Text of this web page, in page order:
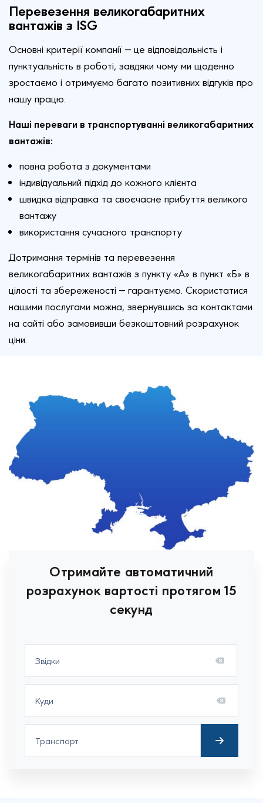
Перевезення великогабаритних
вантажів з ISG
Основні критерії компанії — це відповідальність і
пунктуальність в роботі, завдяки чому ми щоденно
зростаємо і отримуємо багато позитивних відгуків про
нашу працю.
Наші переваги в транспортуванні великогабаритних
вантажів:
повна робота з документами
індивідуальний підхід до кожного клієнта
швидка відправка та своєчасне прибуття великого
вантажу
використання сучасного транспорту
Дотримання термінів та перевезення
великогабаритних вантажів з пункту «А» в пункт «Б» в
цілості та збереженості — гарантуємо. Скористатися
нашими послугами можна, звернувшись за контактами
на сайті або замовивши безкоштовний розрахунок
ціни.
Отримайте автоматичний
розрахунок вартості протягом 15
секунд